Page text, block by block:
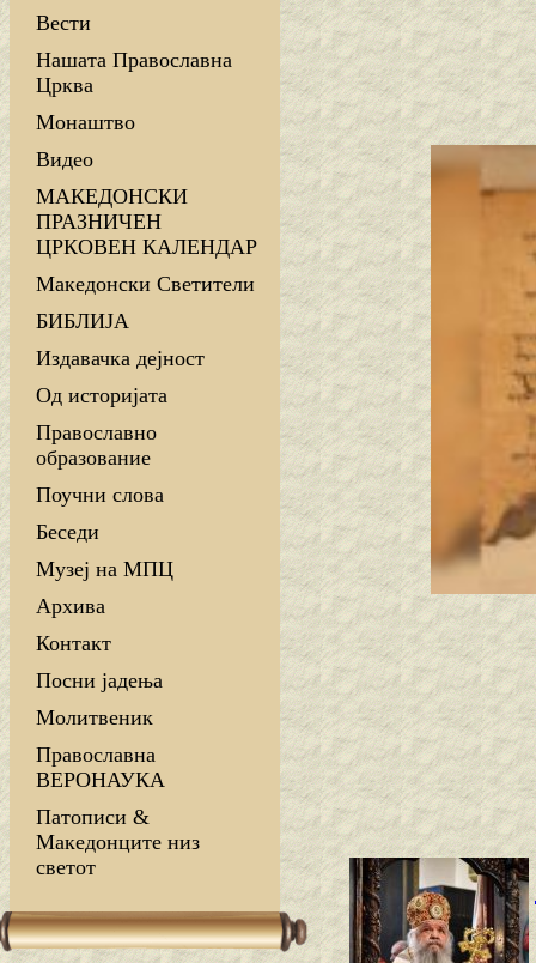
Вести
Нашата Православна
Црква
Монаштво
Видео
МАКЕДОНСКИ
ПРАЗНИЧЕН
ЦРКОВЕН КАЛЕНДАР
Македонски Светители
БИБЛИЈА
Издавачка дејност
Од историјата
Православно
образование
Поучни слова
Беседи
Музеј на МПЦ
Архива
Контакт
Посни јадења
Молитвеник
Православна
ВЕРОНАУКА
Патописи &
Македонците низ
светот